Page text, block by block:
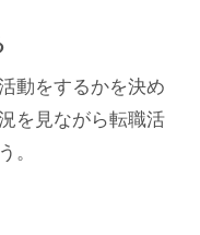
動をするかを決め
を見ながら転職活
。